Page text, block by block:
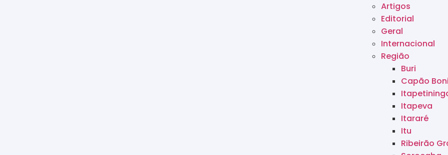
Artigos
Editorial
Geral
Internacional
Região
Buri
Capão
Itapeva
Itararé
Itu
Ribeirão